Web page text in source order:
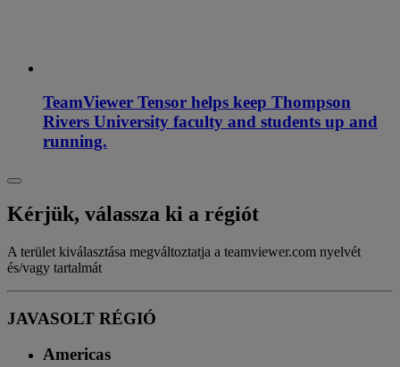
TeamViewer Tensor helps keep Thompson
Rivers University faculty and students up and
running.
Kérjük, válassza ki a régiót
A terület kiválasztása megváltoztatja a teamviewer.com nyelvét
és/vagy tartalmát
JAVASOLT RÉGIÓ
Americas